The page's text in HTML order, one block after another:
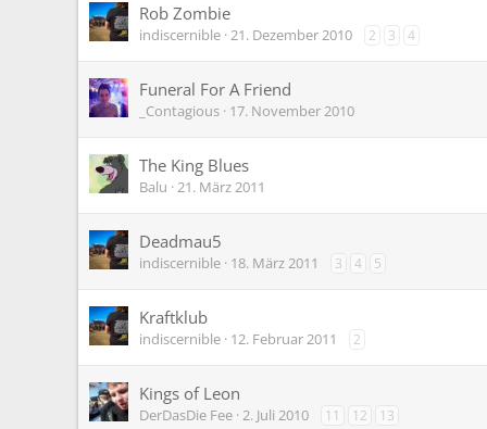
Rob Zombie
indiscernible 21. Dezember 2010 2 3 4
Funeral For A Friend
_Contagious 17. November 2010
The King Blues
Balu 21. März 2011
Deadmau5
indiscernible 18. März 2011 3 4 5
Kraftklub
indiscernible 12. Februar 2011 2
Kings of Leon
DerDasDie Fee 2. Juli 2010 11 12 13